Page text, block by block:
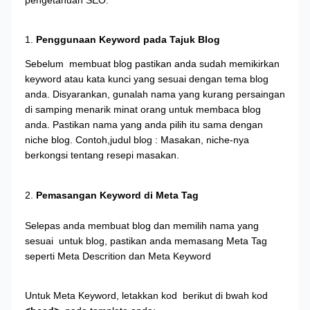
1. Penggunaan Keyword pada Tajuk Blog
Sebelum
membuat blog pastikan anda sudah memikirkan
keyword atau kata kunci yang sesuai dengan tema blog
anda. Disyarankan, gunalah nama yang kurang persaingan
di samping menarik minat orang untuk membaca blog
anda. Pastikan nama yang anda pilih itu sama dengan
niche blog. Contoh,judul blog : Masakan, niche-nya
berkongsi tentang resepi masakan.
2. Pemasangan Keyword di Meta Tag
Selepas anda membuat blog dan memilih nama yang
sesuai untuk blog, pastikan anda memasang Meta Tag
seperti Meta Descrition dan Meta Keyword
Untuk Meta Keyword, letakkan kod
berikut di bwah kod